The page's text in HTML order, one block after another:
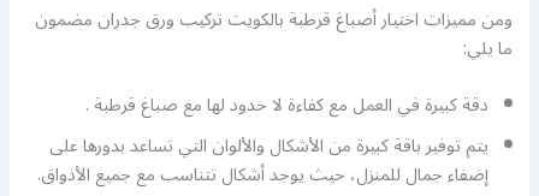
ومن مميزات اختيار أصباغ قرطبة بالكويت تركيب ورق جدران مضمون
ما يلي:
دقة كبيرة في العمل مع كفاءة لا حدود لها مع صباغ قرطبة .
يتم توفير باقة كبيرة من الأشكال والألوان التي تساعد بدورها على
إضفاء جمال للمنزل، حيث يوجد أشكال تتناسب مع جميع الأذواق.